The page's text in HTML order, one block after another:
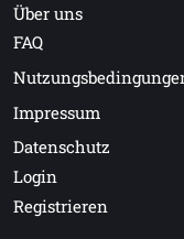
Über uns
FAQ
Impressum
Datenschutz
Login
Registrieren